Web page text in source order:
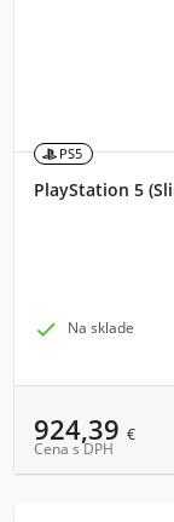
PS5
PlayStation 5
 Na sklade
924,39 €
Cena s DPH